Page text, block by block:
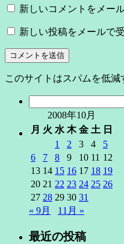
新しいコメントをメー
新しい投稿をメールで
このサイトはスパムを低減
2008年10月
月 火 水 木 金 土 日
1
2 3 4
5
6
7 8 9 10 11 12
13 14 15 16 17 18 19
20 21 22 23 24 25 26
27 28 29 30 31
« 9月
11月 »
最近の投稿